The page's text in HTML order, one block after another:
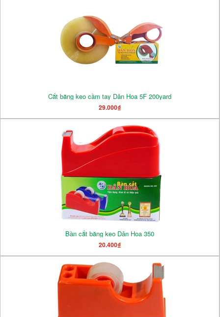
Cắt băng keo cầm tay Dân Hoa 5F 200yard
29.000₫
Bàn cắt băng keo Dân Hoa 350
20.400₫